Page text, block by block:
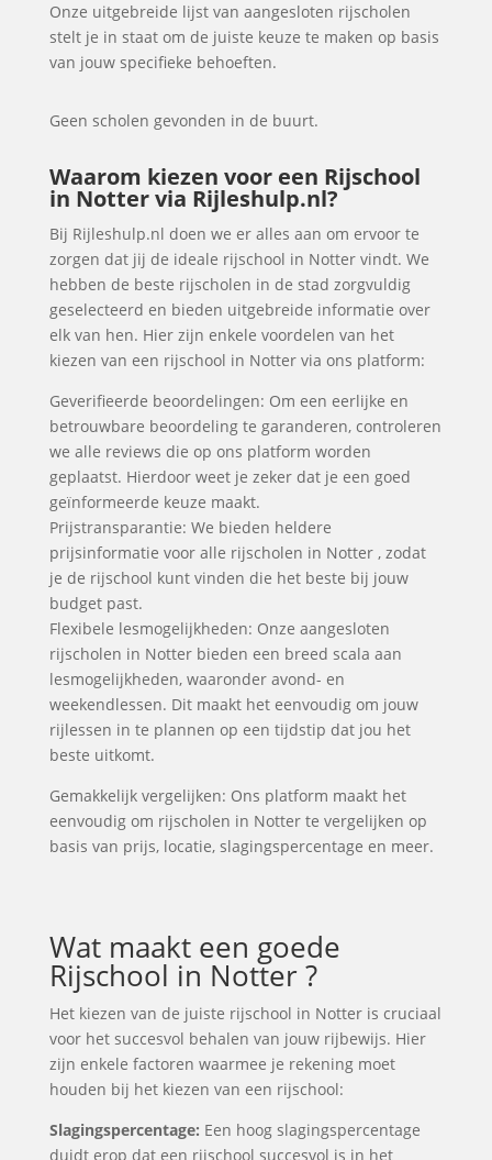
Onze uitgebreide lijst van aangesloten rijscholen
stelt je in staat om de juiste keuze te maken op basis
van jouw specifieke behoeften.
Geen scholen gevonden in de buurt.
Waarom kiezen voor een Rijschool
in Notter via Rijleshulp.nl?
Bij Rijleshulp.nl doen we er alles aan om ervoor te
zorgen dat jij de ideale rijschool in Notter vindt. We
hebben de beste rijscholen in de stad zorgvuldig
geselecteerd en bieden uitgebreide informatie over
elk van hen. Hier zijn enkele voordelen van het
kiezen van een rijschool in Notter via ons platform:
Geverifieerde beoordelingen: Om een eerlijke en
betrouwbare beoordeling te garanderen, controleren
we alle reviews die op ons platform worden
geplaatst. Hierdoor weet je zeker dat je een goed
geïnformeerde keuze maakt.
Prijstransparantie: We bieden heldere
prijsinformatie voor alle rijscholen in Notter , zodat
je de rijschool kunt vinden die het beste bij jouw
budget past.
Flexibele lesmogelijkheden: Onze aangesloten
rijscholen in Notter bieden een breed scala aan
lesmogelijkheden, waaronder avond- en
weekendlessen. Dit maakt het eenvoudig om jouw
rijlessen in te plannen op een tijdstip dat jou het
beste uitkomt.
Gemakkelijk vergelijken: Ons platform maakt het
eenvoudig om rijscholen in Notter te vergelijken op
basis van prijs, locatie, slagingspercentage en meer.
Wat maakt een goede
Rijschool in Notter ?
Het kiezen van de juiste rijschool in Notter is cruciaal
voor het succesvol behalen van jouw rijbewijs. Hier
zijn enkele factoren waarmee je rekening moet
houden bij het kiezen van een rijschool:
Slagingspercentage: Een hoog slagingspercentage
duidt erop dat een rijschool succesvol is in het